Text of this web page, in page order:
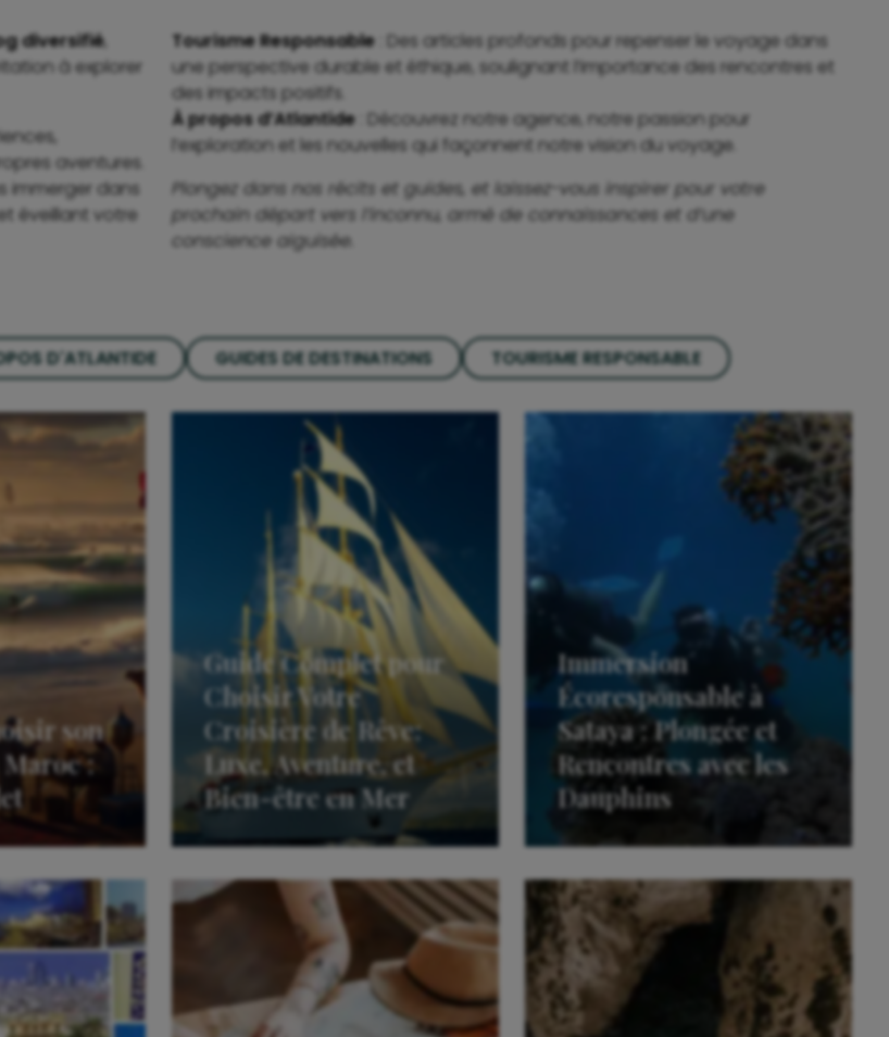
diversifié,
à explorer
aventures.
immerger dans
éveillant votre
Tourisme Responsable : Des articles profonds pour repenser le voyage dans
une perspective durable et éthique, soulignant l’importance des rencontres et
des impacts positifs.
À propos d’Atlantide : Découvrez notre agence, notre passion pour
l’exploration et les nouvelles qui façonnent notre vision du voyage.
Plongez dans nos récits et guides, et laissez-vous inspirer pour votre
prochain départ vers l’inconnu, armé de connaissances et d’une
conscience aiguisée.
D'ATLANTIDE GUIDES DE DESTINATIONS TOURISME RESPONSABLE
son
:
Guide Complet pour
Choisir Votre
Croisière de Rêve:
Luxe, Aventure, et
Bien-être en Mer
Immersion
Écoresponsable à
Sataya : Plongée et
Rencontres avec les
Dauphins